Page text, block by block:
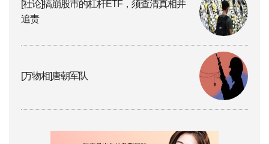
[社论]搞崩股市的杠杆ETF，须查清真相并
追责
[万物相]唐朝军队